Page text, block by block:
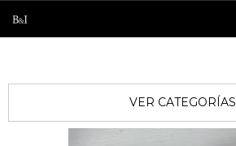
VER CATEGORÍAS